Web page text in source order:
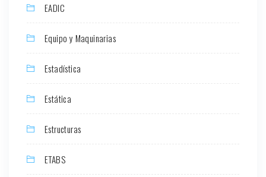
EADIC
Equipo y Maquinarias
Estadística
Estática
Estructuras
ETABS